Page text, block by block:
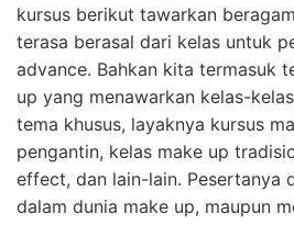
kursus berikut tawarkan
terasa berasal dari kelas untuk
advance. Bahkan kita termasuk
up yang menawarkan kelas-
tema khusus, layaknya kursus
pengantin, kelas make up
effect, dan lain-lain. Pesertanya
dalam dunia make up, maupun